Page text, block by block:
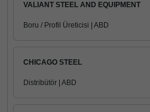
VALIANT STEEL AND EQUIPMENT
Boru / Profil Üreticisi | ABD
CHICAGO STEEL
Distribütör | ABD